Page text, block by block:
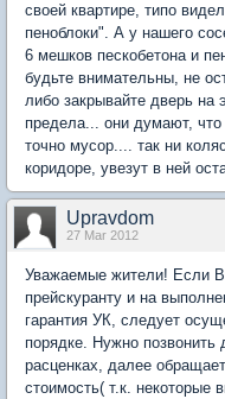
своей квартире, типо
пеноблоки". А у нашего
6 мешков пескобетона и
будьте внимательны, не
либо закрывайте дверь
предела... они думают,
точно мусор.... так ни
коридоре, увезут в ней
Upravdom
27 Mar 2012
Уважаемые жители! Если
прейскуранту и на
гарантия УК, следует
порядке. Нужно позвонить
расценках, далее
стоимость( т.к. некоторые